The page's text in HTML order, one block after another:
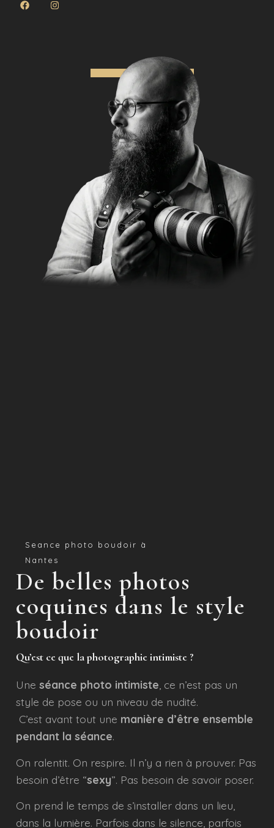
Seance photo boudoir à
Nantes
De belles photos
coquines dans le style
boudoir
Qu’est ce que la photographie intimiste ?
Une séance photo intimiste, ce n’est pas un
style de pose ou un niveau de nudité.
C’est avant tout une manière d’être ensemble
pendant la séance.
On ralentit. On respire. Il n’y a rien à prouver. Pas
besoin d’être “sexy”. Pas besoin de savoir poser.
On prend le temps de s’installer dans un lieu,
dans la lumière. Parfois dans le silence, parfois